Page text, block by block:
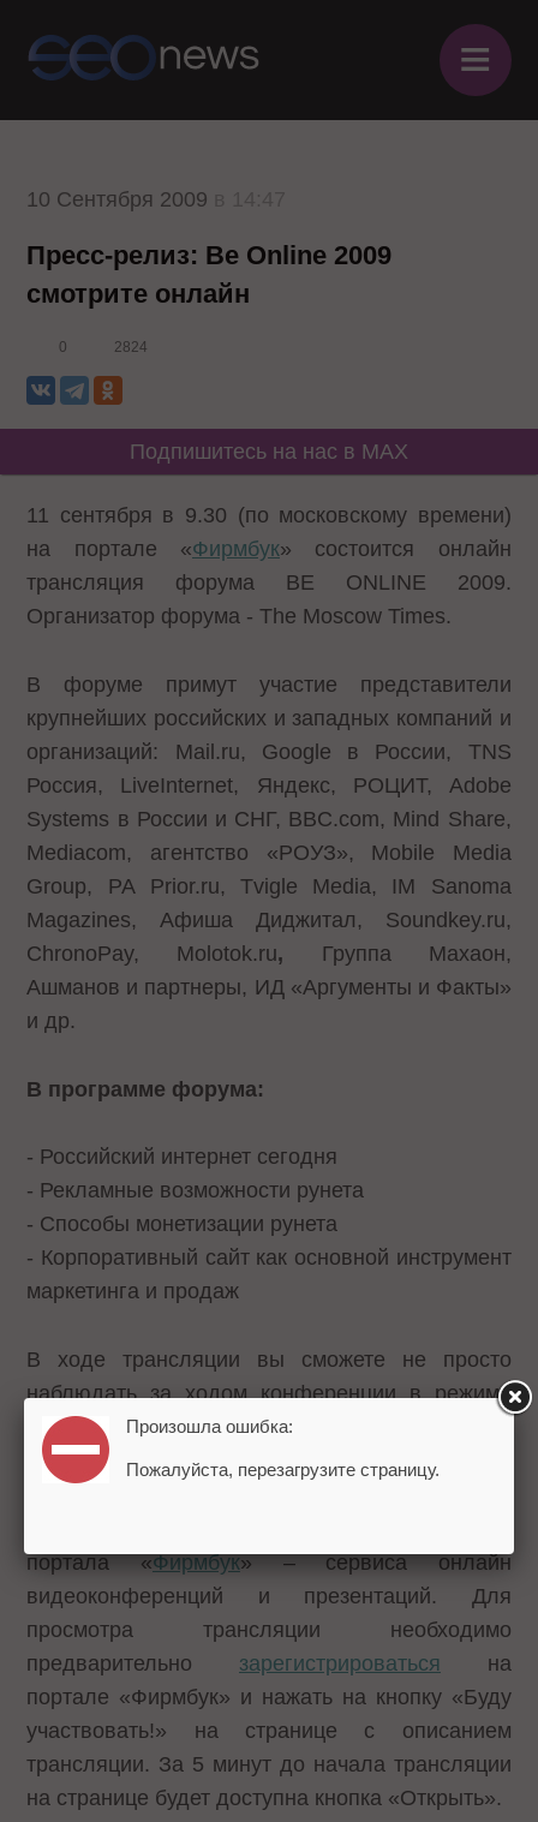
≡
10 Сентября 2009
Пресс-релиз: Be Online 2009
смотрите онлайн
0 2824
Подпишитесь на нас в MAX
11 сентября в 9.30 (по московскому времени)
на портале «Фирмбук» состоится онлайн
трансляция форума BE ONLINE 2009.
Организатор форума - The Moscow Times.
В форуме примут участие представители
крупнейших российских и западных компаний и
организаций: Mail.ru, Google в России, TNS
Россия, LiveInternet, Яндекс, РОЦИТ, Adobe
Systems в России и СНГ, BBC.com, Mind Share,
Mediacom, агентство «РОУЗ», Mobile Media
Group, РА Prior.ru, Tvigle Media, IM Sanoma
Magazines, Афиша Диджитал, Soundkey.ru,
ChronoPay, Molotok.ru, Группа Махаон,
Ашманов и партнеры, ИД «Аргументы и Факты»
и др.
В программе форума:
- Российский интернет сегодня
- Рекламные возможности рунета
- Способы монетизации рунета
- Корпоративный сайт как основной инструмент
маркетинга и продаж
В ходе трансляции вы сможете не просто
наблюдать за ходом конференции в режиме
онлайн, но и задавать свои вопросы
участникам в текстовом чате.
портала «Фирмбук» – сервиса онлайн
видеоконференций и презентаций. Для
просмотра трансляции необходимо
предварительно зарегистрироваться на
портале «Фирмбук» и нажать на кнопку «Буду
участвовать!» на странице с описанием
трансляции. За 5 минут до начала трансляции
на странице будет доступна кнопка «Открыть».
Произошла ошибка:
Пожалуйста, перезагрузите страницу.